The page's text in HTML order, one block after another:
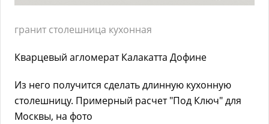
гранит столешница кухонная
Кварцевый агломерат Калакатта Дофине
Из него получится сделать длинную кухонную
столешницу. Примерный расчет "Под Ключ" для
Москвы, на фото